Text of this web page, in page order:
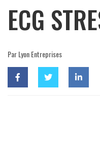
ECG
Par Lyon Entreprises